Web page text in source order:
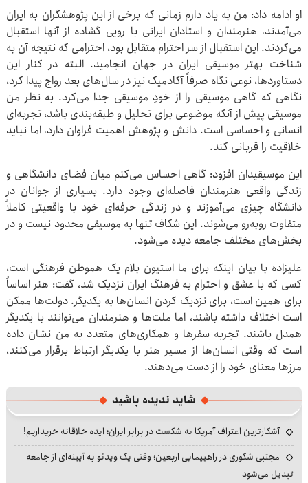
او ادامه داد: من به یاد دارم زمانی که برخی از این پژوهشگران به ایران
می‌آمدند، هنرمندان و استادان ایرانی با رویی گشاده از آنها استقبال
می‌کردند. این استقبال از سر احترام متقابل بود، احترامی که نتیجه آن به
شناخت بهتر موسیقی ایران در جهان انجامید. البته در کنار این
دستاوردها، نوعی نگاه صرفاً آکادمیک نیز در سال‌های بعد رواج پیدا کرد،
نگاهی که گاهی موسیقی را از خودِ موسیقی جدا می‌کرد. به نظر من
موسیقی پیش از آنکه موضوعی برای تحلیل و طبقه‌بندی باشد، تجربه‌ای
انسانی و احساسی است. دانش و پژوهش اهمیت فراوان دارد، اما نباید
خلاقیت را قربانی کند.
این موسیقیدان افزود: گاهی احساس می‌کنم میان فضای دانشگاهی و
زندگی واقعی هنرمندان فاصله‌ای وجود دارد. بسیاری از جوانان در
دانشگاه چیزی می‌آموزند و در زندگی حرفه‌ای خود با واقعیتی کاملاً
متفاوت روبه‌رو می‌شوند. این شکاف تنها به موسیقی محدود نیست و در
بخش‌های مختلف جامعه دیده می‌شود.
علیزاده با بیان اینکه برای ما استیون بلام یک هموطن فرهنگی است،
کسی که با عشق و احترام به فرهنگ ایران نزدیک شد، گفت: هنر اساساً
برای همین است، برای نزدیک کردن انسان‌ها به یکدیگر. دولت‌ها ممکن
است اختلاف داشته باشند، اما ملت‌ها و هنرمندان می‌توانند با یکدیگر
همدل باشند. تجربه سفرها و همکاری‌های متعدد به من نشان داده
است که وقتی انسان‌ها از مسیر هنر با یکدیگر ارتباط برقرار می‌کنند،
مرزها معنای خود را از دست می‌دهند.
شاید ندیده باشید
آشکارترین اعتراف آمریکا به شکست در برابر ایران؛ ایده خلاقانه خریداریم!
مجتبی شکوری در راهپیمایی اربعین؛ وقتی یک ویدئو به آیینه‌ای از جامعه
تبدیل می‌شود